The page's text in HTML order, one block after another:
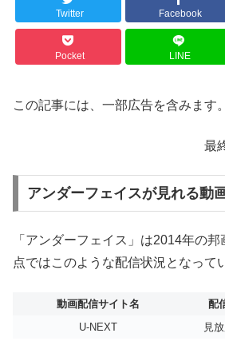
Twitter Facebook
Pocket LINE
この記事には、一部広告を含みます。
最
アンダーフェイスが見れる動
「アンダーフェイス」は2014年の
点ではこのような配信状況となって
動画配信サイト名 配
U-NEXT
見